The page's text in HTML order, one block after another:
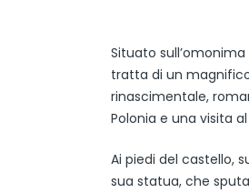
Situato
tratta di un
rinascimentale,
Polonia e una visita
Ai piedi del castello,
sua statua, che